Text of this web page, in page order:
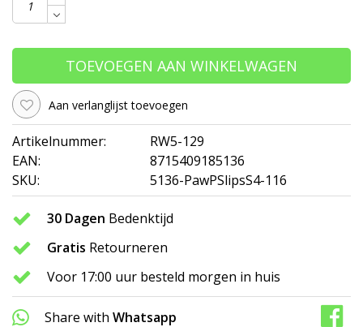
TOEVOEGEN AAN WINKELWAGEN
Aan verlanglijst toevoegen
Artikelnummer:
RW5-129
EAN:
8715409185136
SKU:
5136-PawPSlipsS4-116
30 Dagen Bedenktijd
Gratis Retourneren
Voor 17:00 uur besteld morgen in huis
Share with Whatsapp